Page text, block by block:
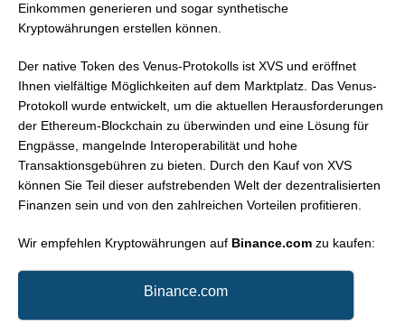
Einkommen generieren und sogar synthetische
Kryptowährungen erstellen können.
Der native Token des Venus-Protokolls ist XVS und eröffnet
Ihnen vielfältige Möglichkeiten auf dem Marktplatz. Das Venus-
Protokoll wurde entwickelt, um die aktuellen Herausforderungen
der Ethereum-Blockchain zu überwinden und eine Lösung für
Engpässe, mangelnde Interoperabilität und hohe
Transaktionsgebühren zu bieten. Durch den Kauf von XVS
können Sie Teil dieser aufstrebenden Welt der dezentralisierten
Finanzen sein und von den zahlreichen Vorteilen profitieren.
Wir empfehlen Kryptowährungen auf Binance.com zu kaufen:
Binance.com